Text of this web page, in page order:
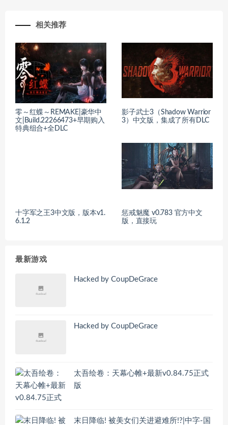
相关推荐
零～红蝶～REMAKE|豪华中
文|Build.22266473+早期购入
特典组合+全DLC
影子武士3（Shadow Warrior
3）中文版，集成了所有DLC
十字军之王3中文版，版本v1.
6.1.2
惩戒魅魔 v0.783 官方中文
版，直接玩
最新游戏
Hacked by CoupDeGrace
Hacked by CoupDeGrace
太吾绘卷：天幕心帷+最新v0.84.75正式
版
末日降临! 被美女们关进避难所!?|中字-国